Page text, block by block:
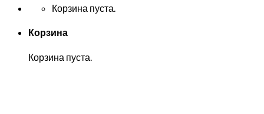
Корзина пуста.
Корзина
Корзина пуста.